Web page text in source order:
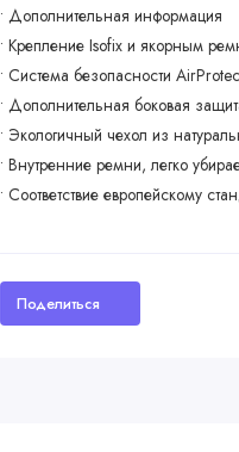
• Дополнительная информация
• Крепление Isofix и якорным
• Система безопасности
• Дополнительная боковая
• Экологичный чехол из
• Внутренние ремни, легко
• Соответствие европейскому
Поделиться